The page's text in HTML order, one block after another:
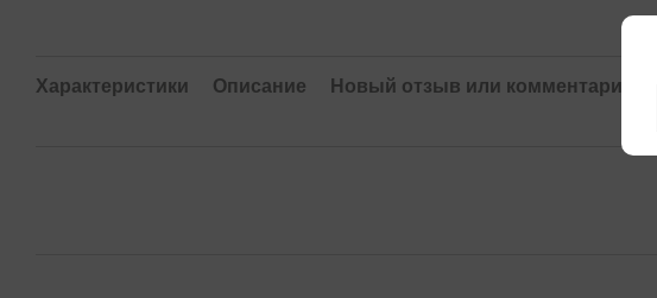
Характеристики Описание Новый отзыв или комментарий